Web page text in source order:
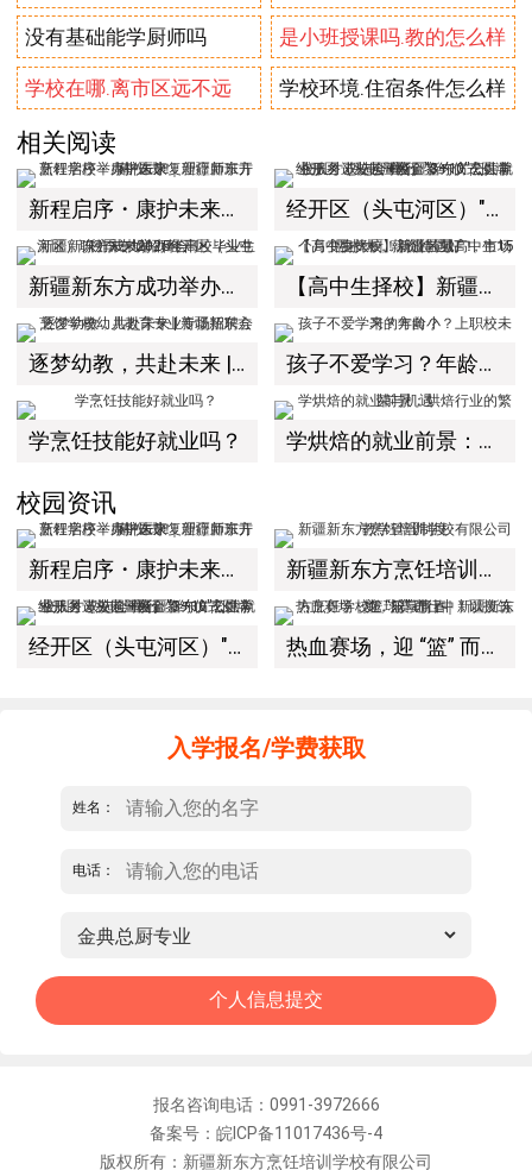
没有基础能学厨师吗 是小班授课吗.教的怎么样
学校在哪.离市区远不远 学校环境.住宿条件怎么样
相关阅读
新程启序・康护未来｜新疆新东方烹饪学校举办中医康复理疗师班开幕仪式！ 经开区（头屯河区）"3+10"公共就业服务进校园暨新疆新东方烹饪学校人才双选会+校企签约仪式圆满举行
新疆新东方成功举办经开区（头屯河区）职引未来2025年高校毕业生秋季专场招聘会！ 【高中生择校】新疆区域高中生15个月变身大厨！就业前景广，市场需求大，薪资待遇好！
逐梦幼教，共赴未来 | 新疆新东方烹饪学校幼儿教育专业专场招聘会 孩子不爱学习？年龄小？上职校未来的方向？
学烹饪技能好就业吗？ 学烘焙的就业前景：烘焙行业的繁荣与机遇
校园资讯
新程启序・康护未来｜新疆新东方烹饪学校举办中医康复理疗师班开幕仪式！ 新疆新东方烹饪培训学校有限公司教学管理制度
经开区（头屯河区）"3+10"公共就业服务进校园暨新疆新东方烹饪学校人才双选会+校企签约仪式圆满举行 热血赛场，迎 “篮” 而上｜新疆新东方烹饪学校篮球赛进行中！以技筑梦，乐享青春
入学报名/学费获取
姓名：
电话：
报名咨询电话：0991-3972666
备案号：皖ICP备11017436号-4
版权所有：新疆新东方烹饪培训学校有限公司